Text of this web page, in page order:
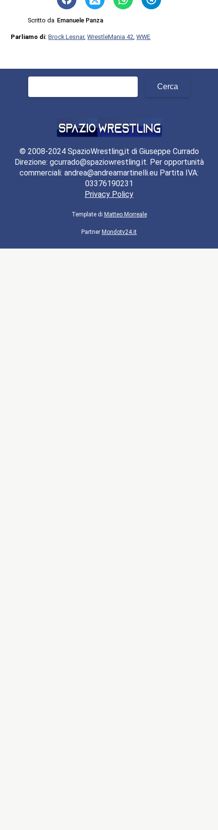
Scritto da Emanuele Panza
Parliamo di:Brock Lesnar,WrestleMania 42 ,WWE
© 2008-2024 SpazioWrestling,it di Giuseppe Currado
Direzione: gcurrado@spaziowrestling.it. Per opportunità
commerciali: andrea@andreamartinelli.eu Partita IVA:
03376190231
Privacy Policy
Template di Matteo Morreale
Partner Mondotv24.it